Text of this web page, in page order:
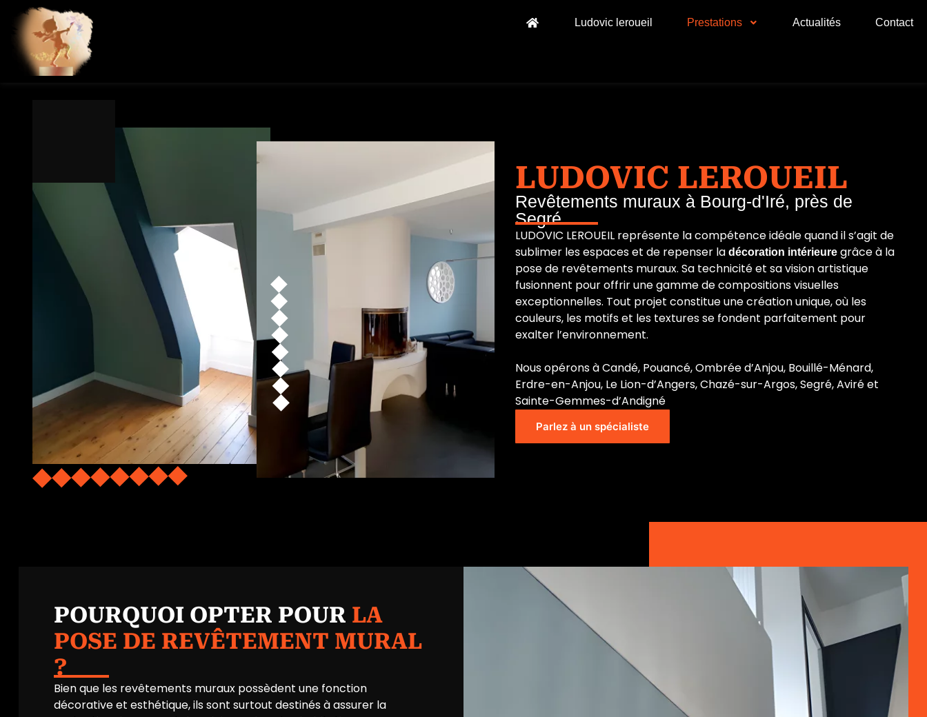
Ludovic leroueil Prestations Actualités Contact
LUDOVIC LEROUEIL
Revêtements muraux à Bourg-d'Iré, près de
Segré
LUDOVIC LEROUEIL représente la compétence idéale quand il s’agit de
sublimer les espaces et de repenser la décoration intérieuregrâce à la
pose de revêtements muraux. Sa technicité et sa vision artistique
fusionnent pour offrir une gamme de compositions visuelles
exceptionnelles. Tout projet constitue une création unique, où les
couleurs, les motifs et les textures se fondent parfaitement pour
exalter l’environnement.
Nous opérons à Candé, Pouancé, Ombrée d’Anjou, Bouillé-Ménard,
Erdre-en-Anjou, Le Lion-d’Angers, Chazé-sur-Argos, Segré, Aviré et
Sainte-Gemmes-d’Andigné
Parlez à un spécialiste
POURQUOI OPTER POUR LA
POSE DE REVÊTEMENT MURAL
?
Bien que les revêtements muraux possèdent une fonction
décorative et esthétique, ils sont surtout destinés à assurer la